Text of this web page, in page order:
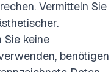
Vermitteln Sie
Sie keine
benötigen